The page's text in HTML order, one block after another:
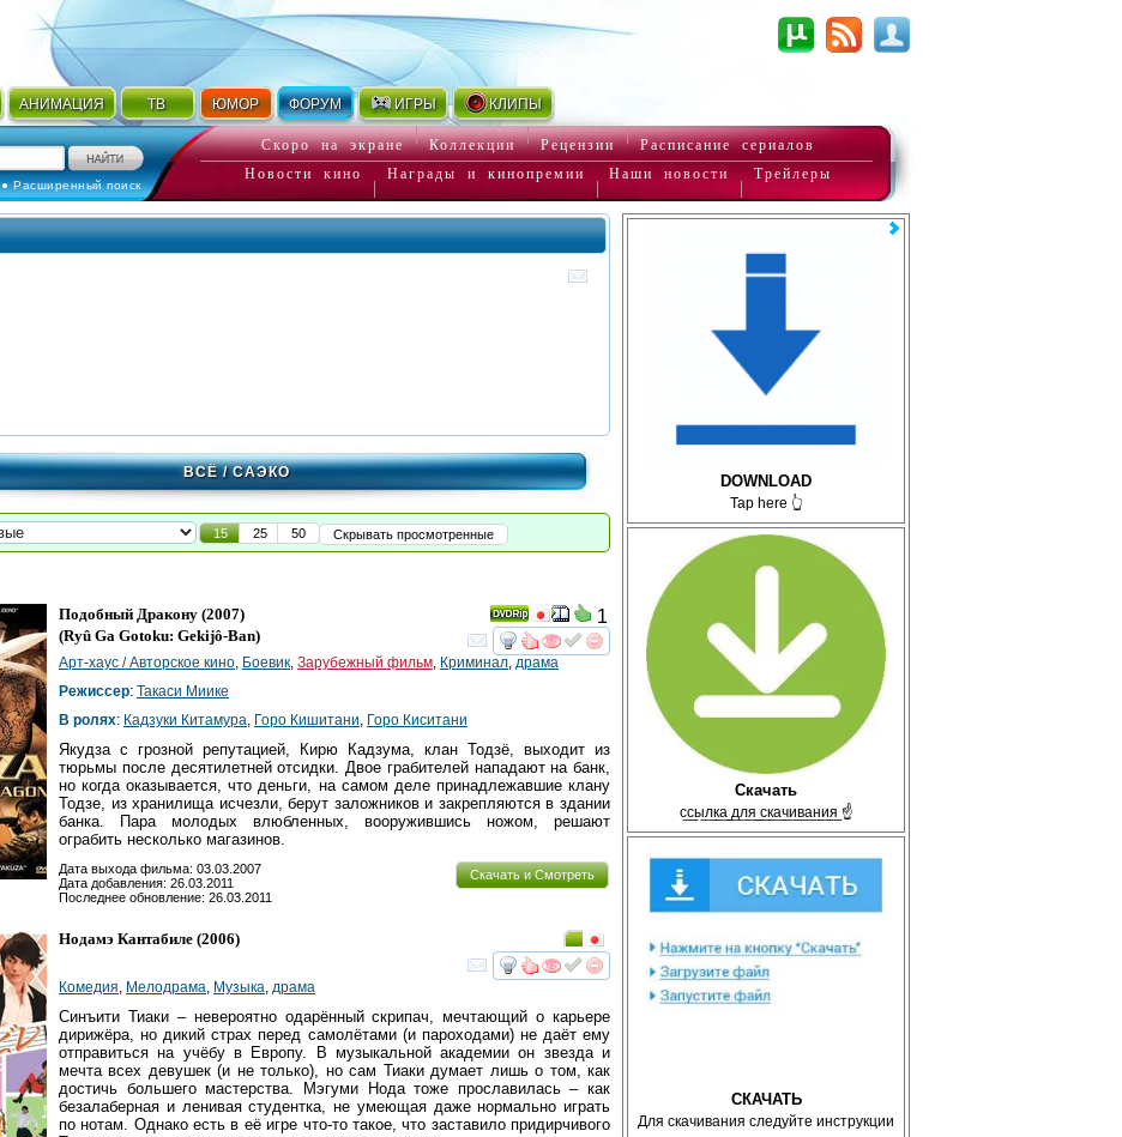
АНИМАЦИЯ ТВ ЮМОР ФОРУМ ИГРЫ КЛИПЫ
● Расширенный поиск
Скоро на экране Коллекции Рецензии
Расписание сериалов
Новости кино
Награды и кинопремии Наши новости Трейлеры
DOWNLOAD
Tap here 👆
Скачать
с̲с̲ы̲л̲к̲а̲ ̲д̲л̲я̲ ̲с̲к̲а̲ч̲и̲в̲а̲н̲и̲я̲ ☝
СКАЧАТЬ
Для скачивания следуйте инструкции
ВСЁ/ САЭКО
15 25 50 Скрывать просмотренные
смотретьинтересует
1
Подобный Дракону (2007)
(Ryû Ga Gotoku: Gekijô-Ban)
Арт-хаус / Авторское кино, Боевик, Зарубежный фильм, Криминал, драма
Режиссер: Такаси Миике
В ролях: Кадзуки Китамура, Горо Кишитани, Горо Киситани
Якудза с грозной репутацией, Кирю Кадзума, клан Тодзё, выходит из
тюрьмы после десятилетней отсидки. Двое грабителей нападают на банк,
но когда оказывается, что деньги, на самом деле принадлежавшие клану
Тодзе, из хранилища исчезли, берут заложников и закрепляются в здании
банка. Пара молодых влюбленных, вооружившись ножом, решают
ограбить несколько магазинов.
Скачать и Смотреть
Дата выхода фильма: 03.03.2007
Дата добавления: 26.03.2011
Последнее обновление: 26.03.2011
смотретьинтересует
Нодамэ Кантабиле (2006)
Комедия, Мелодрама, Музыка, драма
Синъити Тиаки – невероятно одарённый скрипач, мечтающий о карьере
дирижёра, но дикий страх перед самолётами (и пароходами) не даёт ему
отправиться на учёбу в Европу. В музыкальной академии он звезда и
мечта всех девушек (и не только), но сам Тиаки думает лишь о том, как
достичь большего мастерства. Мэгуми Нода тоже прославилась – как
безалаберная и ленивая студентка, не умеющая даже нормально играть
по нотам. Однако есть в её игре что-то такое, что заставило придирчивого